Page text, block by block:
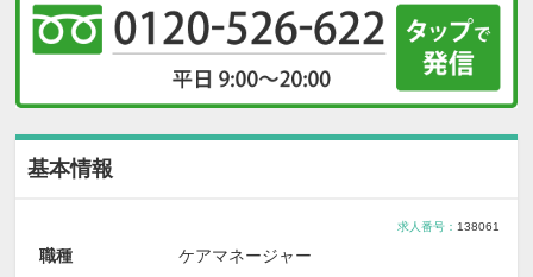
基本情報
求人番号： 138061
職種
ケアマネージャー